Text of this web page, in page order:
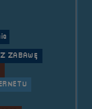
ZABAWĘ